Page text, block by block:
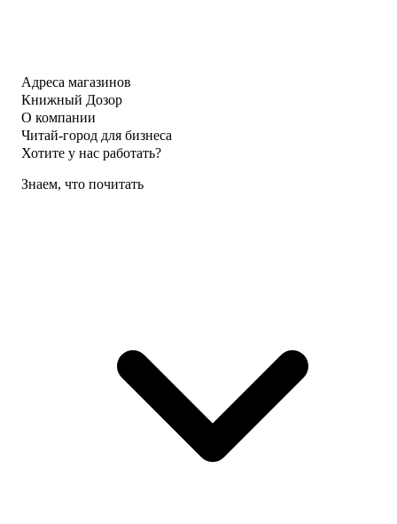
Адреса магазинов
Книжный Дозор
О компании
Читай-город для бизнеса
Хотите у нас работать?
Знаем, что почитать